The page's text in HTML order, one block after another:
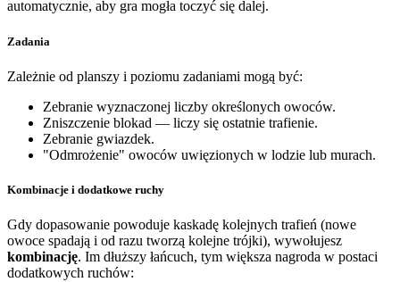
automatycznie, aby gra mogła toczyć się dalej.
Zadania
Zależnie od planszy i poziomu zadaniami mogą być:
Zebranie wyznaczonej liczby określonych owoców.
Zniszczenie blokad — liczy się ostatnie trafienie.
Zebranie gwiazdek.
"Odmrożenie" owoców uwięzionych w lodzie lub murach.
Kombinacje i dodatkowe ruchy
Gdy dopasowanie powoduje kaskadę kolejnych trafień (nowe
owoce spadają i od razu tworzą kolejne trójki), wywołujesz
kombinację. Im dłuższy łańcuch, tym większa nagroda w postaci
dodatkowych ruchów: